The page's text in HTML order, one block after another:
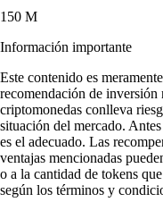
150 M
Información importante
Este contenido es
recomendación de
criptomonedas conlleva
situación del mercado.
es el adecuado. Las
ventajas mencionadas
o a la cantidad de tokens
según los términos y